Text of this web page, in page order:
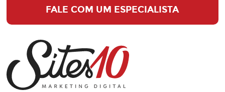
FALE COM UM ESPECIALISTA